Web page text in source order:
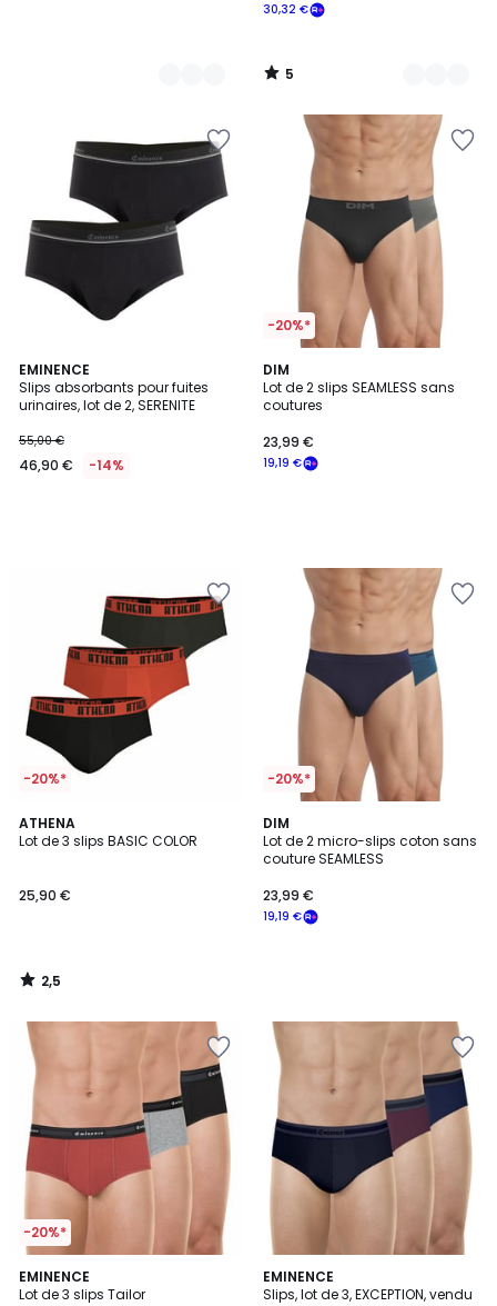
30,32 €
5
/
EMINENCE
Slips absorbants pour fuites
urinaires, lot de 2, SERENITE
55,00 €
46,90 € -14%
-20%*
DIM
Lot de 2 slips SEAMLESS sans
coutures
19,19 €
23,99 €
-20%*
ATHENA
Lot de 3 slips BASIC COLOR
25,90 €
2,5
/ 5
2,5
/
-20%*
DIM
Lot de 2 micro-slips coton sans
couture SEAMLESS
19,19 €
23,99 €
-20%*
EMINENCE
Lot de 3 slips Tailor
2
Couleurs
EMINENCE
Slips, lot de 3, EXCEPTION, vendu